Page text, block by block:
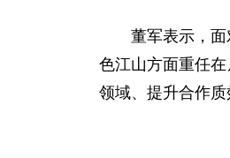
董军表示，
色江山方面重任
领域、提升合作